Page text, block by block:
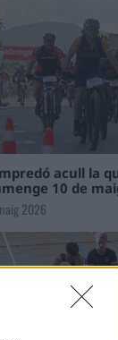
acull la
10 de
2026